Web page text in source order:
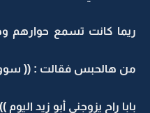
ريما كانت تسمع حوارهم
من هالحبس فقالت : ((
بابا راح يزوجني أبو زيد اليوم ))